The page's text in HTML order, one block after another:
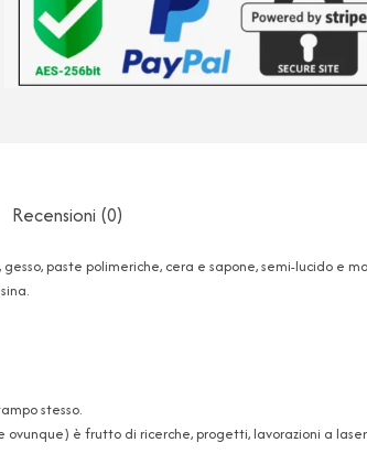
Recensioni (0)
paste polimeriche, cera e sapone, semi-lucido e
stesso.
è frutto di ricerche, progetti, lavorazioni a